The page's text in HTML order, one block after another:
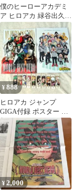
僕のヒーローアカデミ
ア ヒロアカ 緑谷出久
爆豪勝己 A3マット加工
ポスター
¥888
ヒロアカ ジャンプ
GIGA付録 ポスター ス
テッカー
¥2,000